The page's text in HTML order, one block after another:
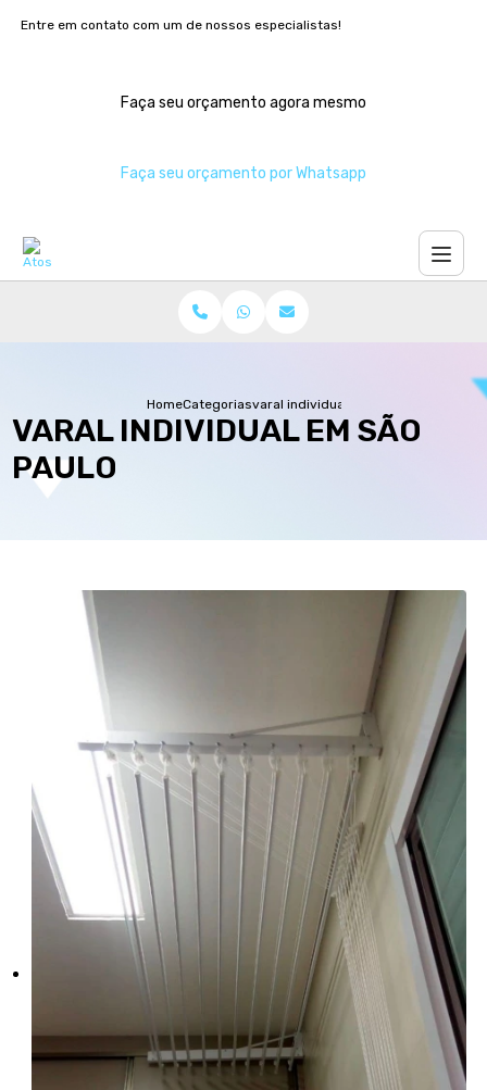
Entre em contato com um de nossos especialistas!
Faça seu orçamento agora mesmo
Faça seu orçamento por Whatsapp
HomeCategoriasvaral individual sao paulo
VARAL INDIVIDUAL EM SÃO
PAULO